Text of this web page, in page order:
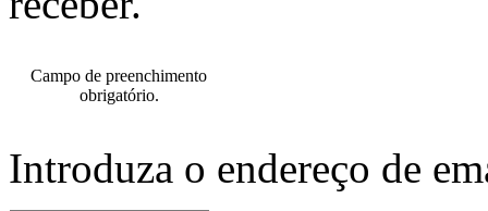
Campo de preenchimento
obrigatório.
Introduza o endereço de